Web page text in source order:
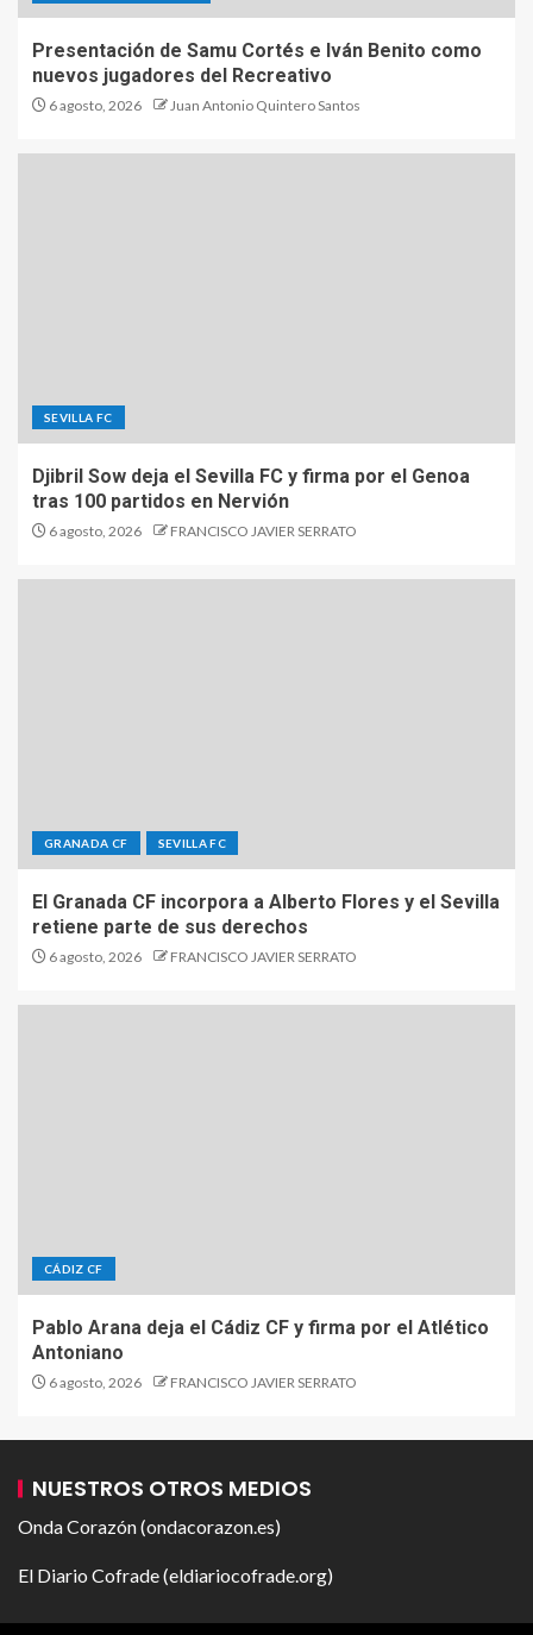
Presentación de Samu Cortés e Iván Benito como
nuevos jugadores del Recreativo
6 agosto, 2026 Juan Antonio Quintero Santos
SEVILLA FC
Djibril Sow deja el Sevilla FC y firma por el Genoa
tras 100 partidos en Nervión
6 agosto, 2026 FRANCISCO JAVIER SERRATO
GRANADA CF SEVILLA FC
El Granada CF incorpora a Alberto Flores y el Sevilla
retiene parte de sus derechos
6 agosto, 2026 FRANCISCO JAVIER SERRATO
CÁDIZ CF
Pablo Arana deja el Cádiz CF y firma por el Atlético
Antoniano
6 agosto, 2026 FRANCISCO JAVIER SERRATO
NUESTROS OTROS MEDIOS
Onda Corazón (ondacorazon.es)
El Diario Cofrade (eldiariocofrade.org)